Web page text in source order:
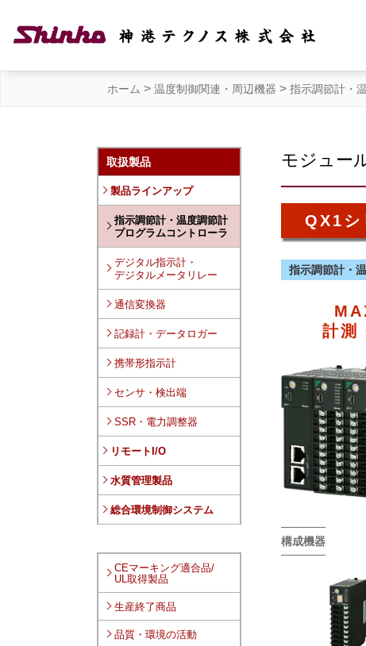
ホーム > 温度制御関連・周辺機器 > 指示調節計・
取扱製品
製品ラインアップ
指示調節計・温度調節計
プログラムコントローラ
デジタル指示計・
デジタルメータリレー
通信変換器
記録計・データロガー
携帯形指示計
センサ・検出端
SSR・電力調整器
リモートI/O
水質管理製品
総合環境制御システム
CEマーキング適合品/
UL取得製品
生産終了商品
品質・環境の活動
モジュー
QX1シ
指示調節計・
計測
構成機器